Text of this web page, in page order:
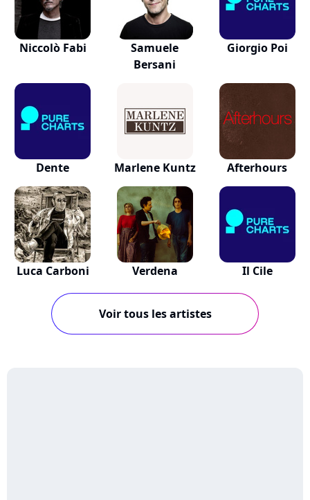
Niccolò Fabi
Samuele
Bersani
Giorgio Poi
Dente Marlene Kuntz Afterhours
Luca Carboni Verdena Il Cile
Voir tous les artistes